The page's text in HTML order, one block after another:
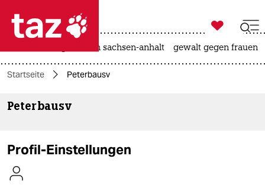
 taz zahl ich
taz zahl ich
themen

taz zahl ich
landtagswahl in sachsen-anhalt gewalt gegen frauen
Startseite Peterbausv
Peterbausv
Profil-Einstellungen